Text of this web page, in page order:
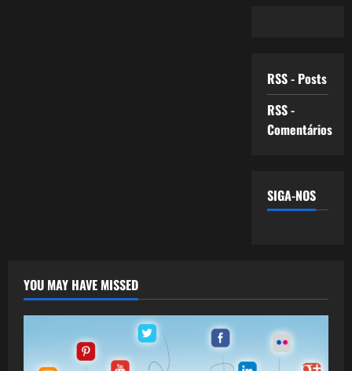
RSS - Posts
RSS -
Comentários
SIGA-NOS
YOU MAY HAVE MISSED